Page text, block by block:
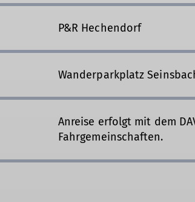
P&R Hechendorf
Wanderparkplatz
Anreise erfolgt mit dem
Fahrgemeinschaften.